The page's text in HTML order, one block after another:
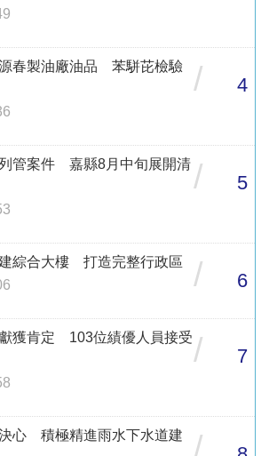
春製油廠油品 苯駢芘檢驗
/ 4
管案件 嘉縣8月中旬展開清 / 5
綜合大樓 打造完整行政區
/ 6
獲肯定 103位績優人員接受/ 7
心 積極精進雨水下水道建
/